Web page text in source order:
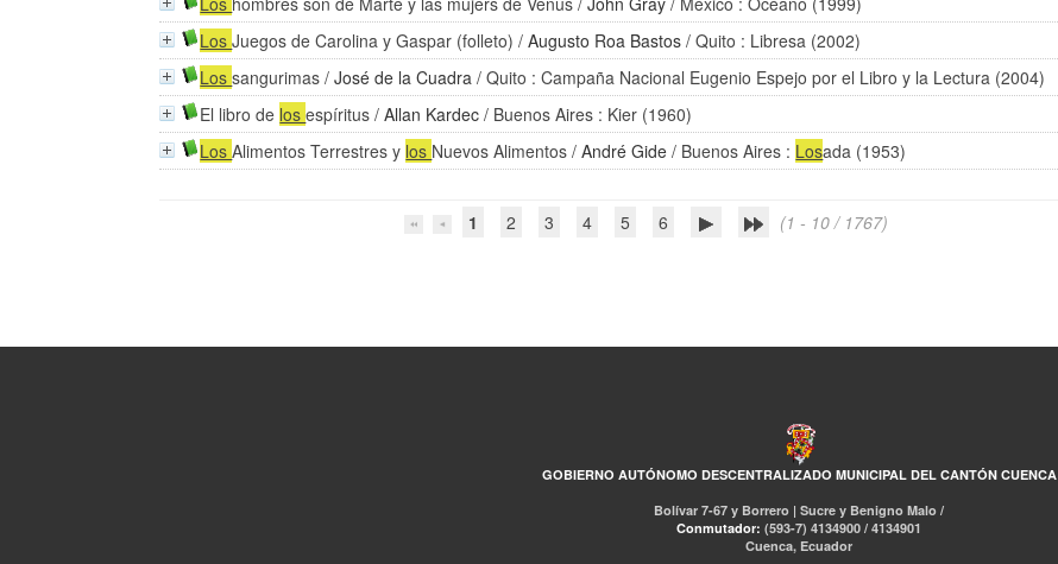
LosJuegos de Carolina y Gaspar (folleto) /Augusto Roa Bastos / Quito : Libresa (2002)
Lossangurimas /José de la Cuadra / Quito : Campaña Nacional Eugenio Espejo por el Libro y la Lectura (2004)
El libro de losespíritus /Allan Kardec / Buenos Aires : Kier (1960)
LosAlimentos Terrestres y los Nuevos Alimentos /André Gide / Buenos Aires : Losada (1953)
1 2 3 4 5 6 (1 - 10 / 1767)
GOBIERNO AUTÓNOMO DESCENTRALIZADO MUNICIPAL DEL CANTÓN CUENCA
Bolívar 7-67 y Borrero | Sucre y Benigno Malo /
Conmutador: (593-7) 4134900 / 4134901
Cuenca, Ecuador